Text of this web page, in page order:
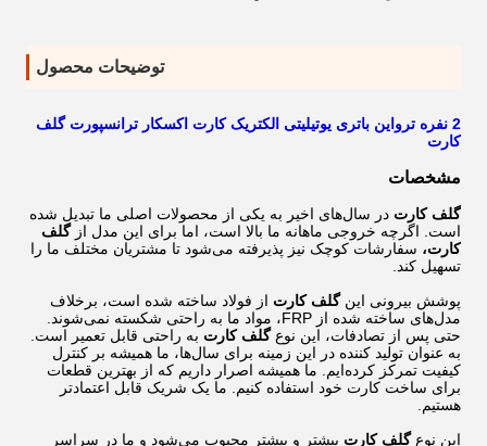
توضیحات محصول
2 نفره ترواین باتری یوتیلیتی الکتریک کارت اکسکار ترانسپورت گلف
کارت
مشخصات
گلف کارت در سال‌های اخیر به یکی از محصولات اصلی ما تبدیل شده
است. اگرچه خروجی ماهانه ما بالا است، اما برای این مدل ازگلف
کارت، سفارشات کوچک نیز پذیرفته می‌شود تا مشتریان مختلف ما را
تسهیل کند.
پوشش بیرونی اینگلف کارت از فولاد ساخته شده است، برخلاف
مدل‌های ساخته شده از FRP، مواد ما به راحتی شکسته نمی‌شوند.
حتی پس از تصادفات، این نوعگلف کارت به راحتی قابل تعمیر است.
به عنوان تولید کننده در این زمینه برای سال‌ها، ما همیشه بر کنترل
کیفیت تمرکز کرده‌ایم. ما همیشه اصرار داریم که از بهترین قطعات
برای ساخت کارت خود استفاده کنیم. ما یک شریک قابل اعتمادتر
هستیم.
این نوعگلف کارت بیشتر و بیشتر محبوب می‌شود و ما در سراسر